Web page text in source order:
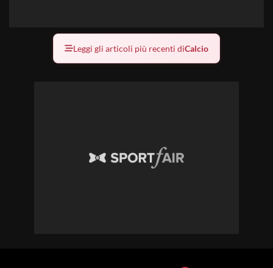
Leggi gli articoli più recenti diCalcio